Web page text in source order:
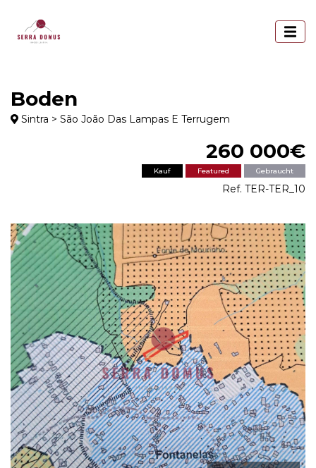
Boden
Sintra > São João Das Lampas E Terrugem
260 000€
Kauf Featured Gebraucht
Ref. TER-TER_10